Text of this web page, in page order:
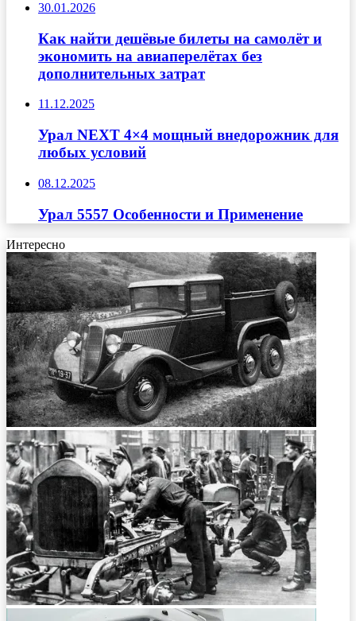
30.01.2026
Как найти дешёвые билеты на самолёт и
экономить на авиаперелётах без
дополнительных затрат
11.12.2025
Урал NEXT 4×4 мощный внедорожник для
любых условий
08.12.2025
Урал 5557 Особенности и Применение
Интересно